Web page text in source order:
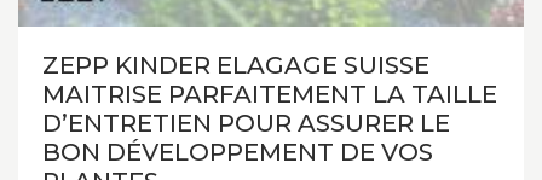
ZEPP KINDER ELAGAGE SUISSE
MAITRISE PARFAITEMENT LA TAILLE
D’ENTRETIEN POUR ASSURER LE
BON DÉVELOPPEMENT DE VOS